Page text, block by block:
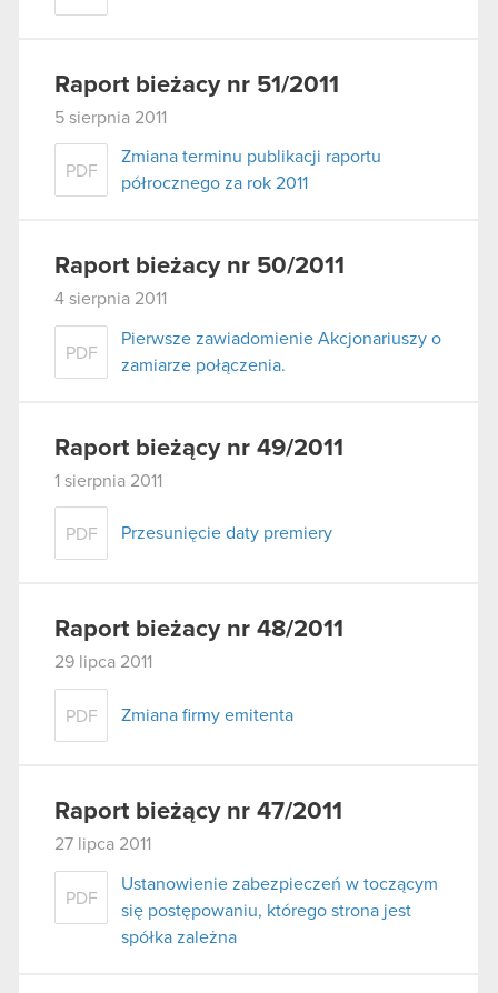
Raport bieżacy nr 51/2011
5 sierpnia 2011
PDF
Zmiana terminu publikacji raportu
półrocznego za rok 2011
Raport bieżacy nr 50/2011
4 sierpnia 2011
PDF
Pierwsze zawiadomienie Akcjonariuszy o
zamiarze połączenia.
Raport bieżący nr 49/2011
1 sierpnia 2011
PDF Przesunięcie daty premiery
Raport bieżacy nr 48/2011
29 lipca 2011
PDF Zmiana firmy emitenta
Raport bieżący nr 47/2011
27 lipca 2011
PDF
Ustanowienie zabezpieczeń w toczącym
się postępowaniu, którego strona jest
spółka zależna